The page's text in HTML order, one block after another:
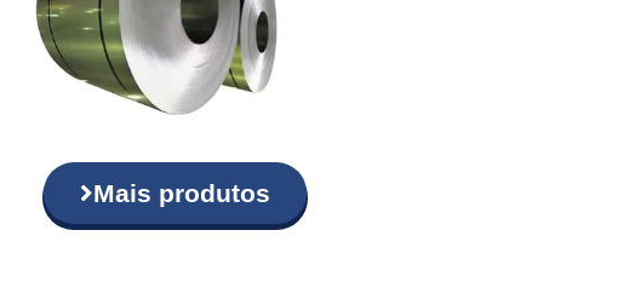
Mais produtos